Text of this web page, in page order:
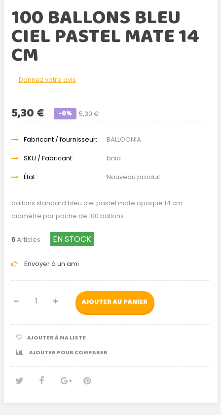
100 BALLONS BLEU
CIEL PASTEL MATE 14
CM
Donnez votre avis
5,30 €
5,30 € -0%
Fabricant / fournisseur:
BALLOONIA
SKU / Fabricant:
bnia
État :
Nouveau produit
ballons standard bleu ciel pastel mate opaque 14 cm
diamètre par poche de 100 ballons
6Articles EN STOCK
Envoyer à un ami
AJOUTER AU PANIER
AJOUTER À MA LISTE
AJOUTER POUR COMPARER